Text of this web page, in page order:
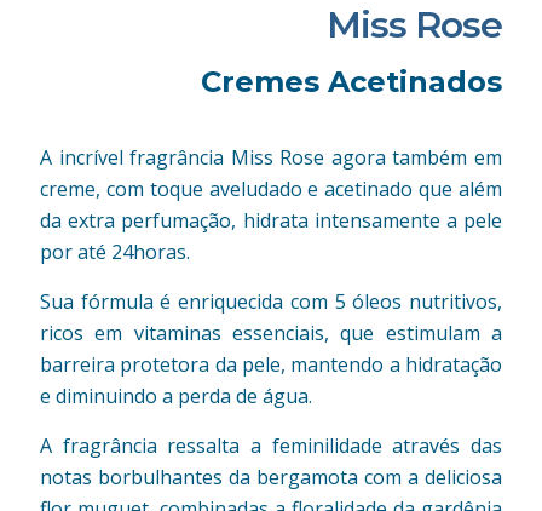
Miss Rose
Cremes Acetinados
A incrível fragrância Miss Rose agora também em
creme, com toque aveludado e acetinado que além
da extra perfumação, hidrata intensamente a pele
por até 24horas.
Sua fórmula é enriquecida com 5 óleos nutritivos,
ricos em vitaminas essenciais, que estimulam a
barreira protetora da pele, mantendo a hidratação
e diminuindo a perda de água.
A fragrância ressalta a feminilidade através das
notas borbulhantes da bergamota com a deliciosa